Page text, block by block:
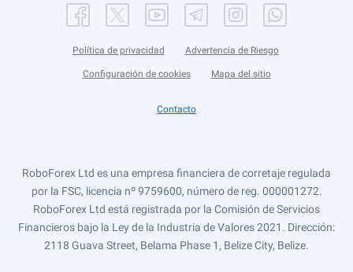
Política de privacidad Advertencia de Riesgo
Configuración de cookies Mapa del sitio
Contacto
RoboForex Ltd es una empresa financiera de corretaje regulada
por la FSC, licencia nº 9759600, número de reg. 000001272.
RoboForex Ltd está registrada por la Comisión de Servicios
Financieros bajo la Ley de la Industria de Valores 2021. Dirección:
2118 Guava Street, Belama Phase 1, Belize City, Belize.